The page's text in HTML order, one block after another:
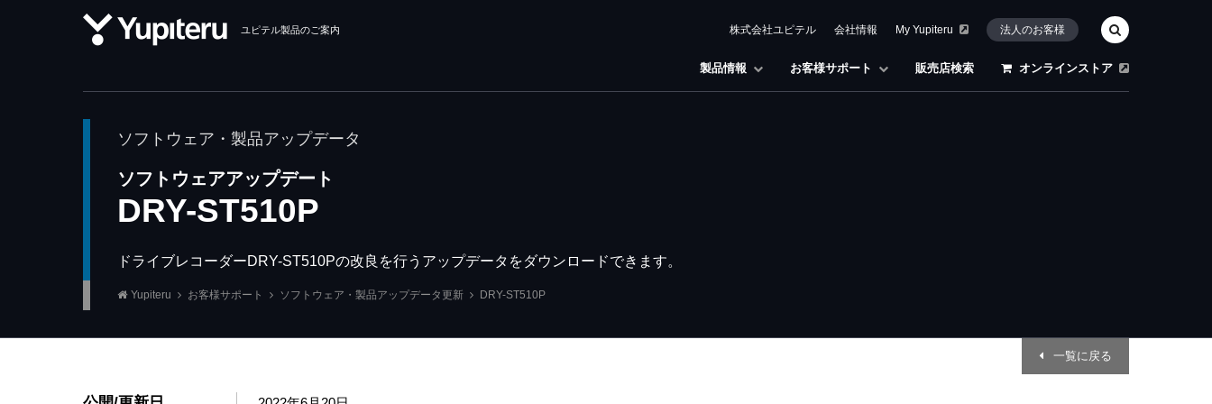
ユピテル製品のご案内
製品情報 お客様サポート 販売店検索 オンラインストア
株式会社ユピテル 会社情報 My Yupiteru 法人のお客様
ソフトウェア・製品アップデータ
ソフトウェアアップデート
DRY-ST510P
ドライブレコーダーDRY-ST510Pの改良を行うアップデータをダウンロードできます。
Yupiteru お客様サポート ソフトウェア・製品アップデータ更新 DRY-ST510P
一覧に戻る